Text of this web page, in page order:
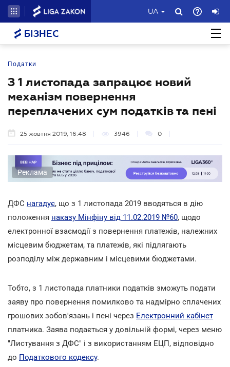
UA
БІЗНЕС
Податки
З 1 листопада запрацює новий
механізм повернення
переплачених сум податків та пені
25 жовтня 2019, 16:48 3946 0
Реклама
ДФС нагадує, що з 1 листопада 2019 вводяться в дію
положення наказу Мінфіну від 11.02.2019 №60, щодо
електронної взаємодії з повернення платежів, належних
місцевим бюджетам, та платежів, які підлягають
розподілу між державним і місцевими бюджетами.
Тобто, з 1 листопада платники податків зможуть подати
заяву про повернення помилково та надмірно сплачених
грошових зобов'язань і пені через Електронний кабінет
платника. Заява подається у довільній формі, через меню
"Листування з ДФС" і з використанням ЕЦП, відповідно
до Податкового кодексу.